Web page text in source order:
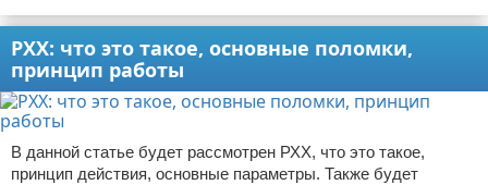
РХХ: что это такое, основные поломки,
принцип работы
В данной статье будет рассмотрен РХХ, что это такое,
принцип действия, основные параметры. Также будет